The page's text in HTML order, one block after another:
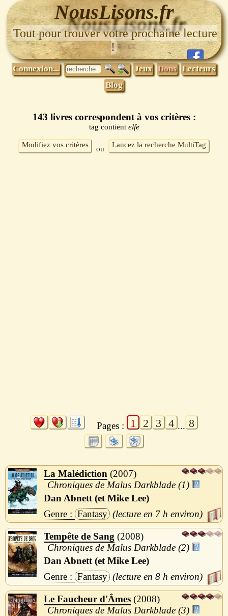
NousLisons.fr
Tout pour trouver votre prochaine lecture
!
Connexion... Jeux Dons Lecteurs
Blog
143 livres correspondent à vos critères :
tag contient elfe
Modifiez vos critères ou Lancez la recherche MultiTag
Pages : 1 2 3 4 ... 8
La Malédiction
2007
Chroniques de Malus Darkblade (1)
Dan Abnett (et Mike Lee)
Fantasy
7 h
Tempête de Sang
2008
Chroniques de Malus Darkblade (2)
Dan Abnett (et Mike Lee)
Fantasy
8 h
Le Faucheur d'Âmes 2008
Chroniques de Malus Darkblade (3)